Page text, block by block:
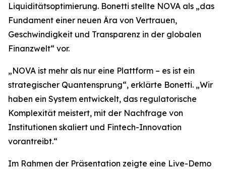
Liquiditätsoptimierung. Bonetti stellte NOVA als „das
Fundament einer neuen Ära von Vertrauen,
Geschwindigkeit und Transparenz in der globalen
Finanzwelt“ vor.
„NOVA ist mehr als nur eine Plattform – es ist ein
strategischer Quantensprung“, erklärte Bonetti. „Wir
haben ein System entwickelt, das regulatorische
Komplexität meistert, mit der Nachfrage von
Institutionen skaliert und Fintech-Innovation
vorantreibt.“
Im Rahmen der Präsentation zeigte eine Live-Demo